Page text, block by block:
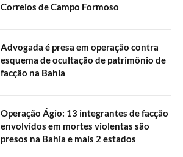
Correios de Campo Formoso
Advogada é presa em operação contra
esquema de ocultação de patrimônio de
facção na Bahia
Operação Ágio: 13 integrantes de facção
envolvidos em mortes violentas são
presos na Bahia e mais 2 estados